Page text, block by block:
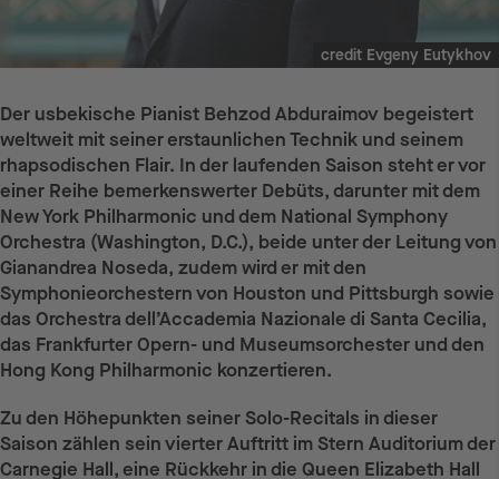
Der usbekische Pianist Behzod Abduraimov begeistert
weltweit mit seiner erstaunlichen Technik und seinem
rhapsodischen Flair. In der laufenden Saison steht er vor
einer Reihe bemerkenswerter Debüts, darunter mit dem
New York Philharmonic und dem National Symphony
Orchestra (Washington, D.C.), beide unter der Leitung von
Gianandrea Noseda, zudem wird er mit den
Symphonieorchestern von Houston und Pittsburgh sowie
das Orchestra dell’Accademia Nazionale di Santa Cecilia,
das Frankfurter Opern- und Museumsorchester und den
Hong Kong Philharmonic konzertieren.
Zu den Höhepunkten seiner Solo-Recitals in dieser
Saison zählen sein vierter Auftritt im Stern Auditorium der
Carnegie Hall, eine Rückkehr in die Queen Elizabeth Hall
credit Evgeny Eutykhov